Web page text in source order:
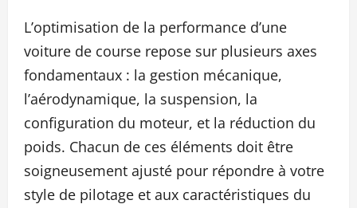
L’optimisation de la performance d’une
voiture de course repose sur plusieurs axes
fondamentaux : la gestion mécanique,
l’aérodynamique, la suspension, la
configuration du moteur, et la réduction du
poids. Chacun de ces éléments doit être
soigneusement ajusté pour répondre à votre
style de pilotage et aux caractéristiques du